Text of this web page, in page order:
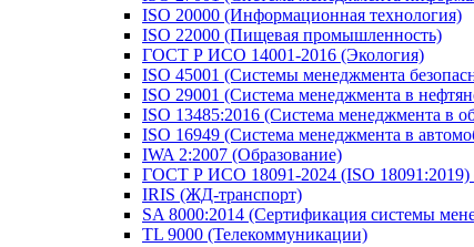
ISO 20000 (Информационная технология)
ISO 22000 (Пищевая промышленность)
ГОСТ Р ИСО 14001-2016 (Экология)
ISO 45001 (Системы менеджмента
ISO 29001 (Система менеджмента в
ISO 13485:2016 (Система менеджмента в
ISO 16949 (Система менеджмента в
IWA 2:2007 (Образование)
ГОСТ Р ИСО 18091-2024 (ISO 18091:2019)
IRIS (ЖД-транспорт)
SA 8000:2014 (Сертификация системы
TL 9000 (Телекоммуникации)